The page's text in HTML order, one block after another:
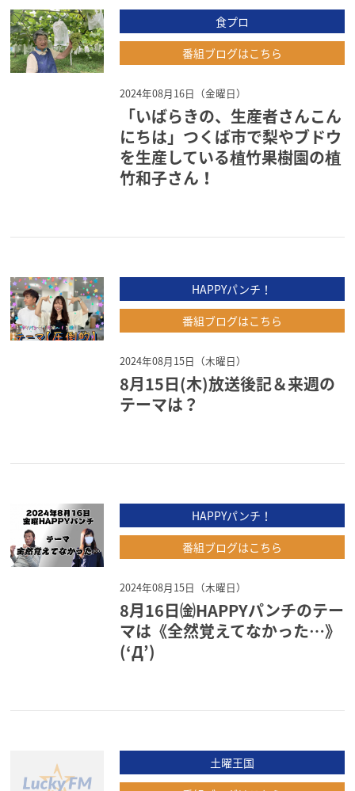
食プロ
番組ブログはこちら
2024年08月16日（金曜日）
「いばらきの、生産者さんこん
にちは」つくば市で梨やブドウ
を生産している植竹果樹園の植
竹和子さん！
HAPPYパンチ！
番組ブログはこちら
2024年08月15日（木曜日）
8月15日(木)放送後記＆来週の
テーマは？
HAPPYパンチ！
番組ブログはこちら
2024年08月15日（木曜日）
8月16日㈮HAPPYパンチのテー
マは《全然覚えてなかった…》
(‘Д’)
土曜王国